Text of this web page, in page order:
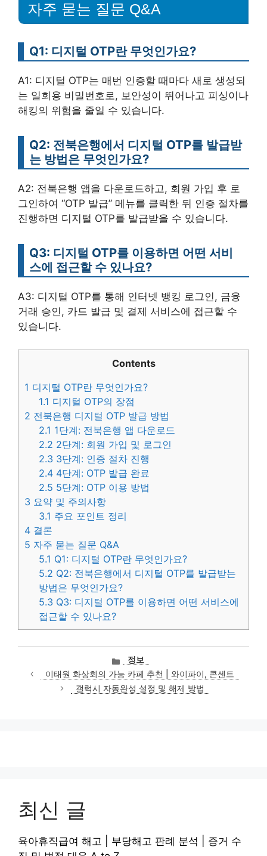
자주 묻는 질문 Q&A
Q1: 디지털 OTP란 무엇인가요?
A1: 디지털 OTP는 매번 인증할 때마다 새로 생성되
는 일회용 비밀번호로, 보안성이 뛰어나고 피싱이나
해킹의 위험을 줄일 수 있습니다.
Q2: 전북은행에서 디지털 OTP를 발급받
는 방법은 무엇인가요?
A2: 전북은행 앱을 다운로드하고, 회원 가입 후 로
그인하여 “OTP 발급” 메뉴를 클릭한 뒤 인증 절차를
진행하면 디지털 OTP를 발급받을 수 있습니다.
Q3: 디지털 OTP를 이용하면 어떤 서비
스에 접근할 수 있나요?
A3: 디지털 OTP를 통해 인터넷 뱅킹 로그인, 금융
거래 승인, 카드 발급 및 결제 서비스에 접근할 수
있습니다.
Contents
1 디지털 OTP란 무엇인가요?
1.1 디지털 OTP의 장점
2 전북은행 디지털 OTP 발급 방법
2.1 1단계: 전북은행 앱 다운로드
2.2 2단계: 회원 가입 및 로그인
2.3 3단계: 인증 절차 진행
2.4 4단계: OTP 발급 완료
2.5 5단계: OTP 이용 방법
3 요약 및 주의사항
3.1 주요 포인트 정리
4 결론
5 자주 묻는 질문 Q&A
5.1 Q1: 디지털 OTP란 무엇인가요?
5.2 Q2: 전북은행에서 디지털 OTP를 발급받는
방법은 무엇인가요?
5.3 Q3: 디지털 OTP를 이용하면 어떤 서비스에
접근할 수 있나요?
카
테
고
리
정보
이태원 화상회의 가능 카페 추천 | 와이파이, 콘센트
갤럭시 자동완성 설정 및 해제 방법
최신 글
육아휴직급여 해고 | 부당해고 판례 분석 | 증거 수